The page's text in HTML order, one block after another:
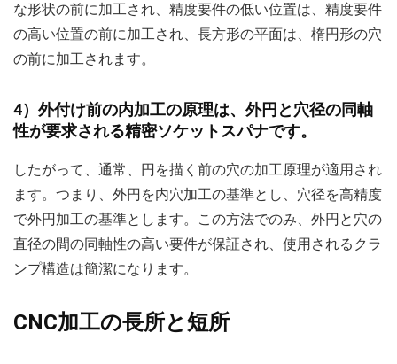
な形状の前に加工され、精度要件の低い位置は、精度要件
の高い位置の前に加工され、長方形の平面は、楕円形の穴
の前に加工されます。
4）外付け前の内加工の原理は、外円と穴径の同軸
性が要求される精密ソケットスパナです。
したがって、通常、円を描く前の穴の加工原理が適用され
ます。つまり、外円を内穴加工の基準とし、穴径を高精度
で外円加工の基準とします。この方法でのみ、外円と穴の
直径の間の同軸性の高い要件が保証され、使用されるクラ
ンプ構造は簡潔になります。
CNC加工の長所と短所